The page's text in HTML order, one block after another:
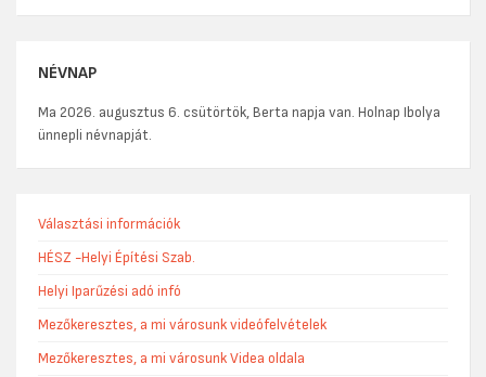
NÉVNAP
Ma 2026. augusztus 6. csütörtök, Berta napja van. Holnap Ibolya
ünnepli névnapját.
Választási információk
HÉSZ -Helyi Építési Szab.
Helyi Iparűzési adó infó
Mezőkeresztes, a mi városunk videófelvételek
Mezőkeresztes, a mi városunk Videa oldala